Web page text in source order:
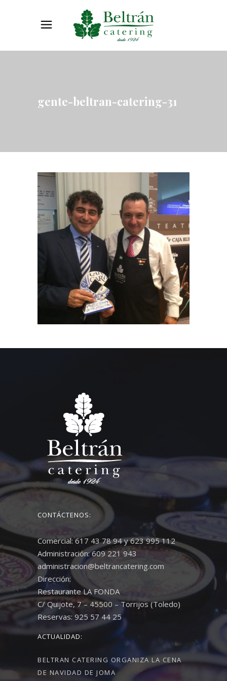
gente-beltran-catering-31
CONTÁCTENOS:
Comercial: 617 43 78 94 y 623 995 112
Administración: 609 221 943
administracion@beltrancatering.com
Dirección:
Restaurante LA FONDA
C/ Quijote, 7 – 45500 – Torrijos (Toledo)
Reservas: 925 57 44 25
ACTUALIDAD:
BELTRAN CATERING ORGANIZA LA CENA
DE NAVIDAD DE JOMA